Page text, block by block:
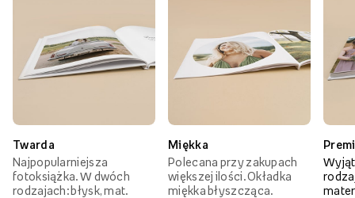
Twarda
Najpopularniejsza
fotoksiążka. W dwóch
rodzajach: błysk, mat.
Miękka
Polecana przy zakupach
większej ilości. Okładka
miękka błyszcząca.